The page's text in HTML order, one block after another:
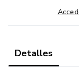
Detalles